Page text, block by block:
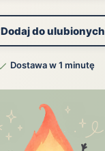
Dodaj do ulubionych
Dostawa w 1 minutę